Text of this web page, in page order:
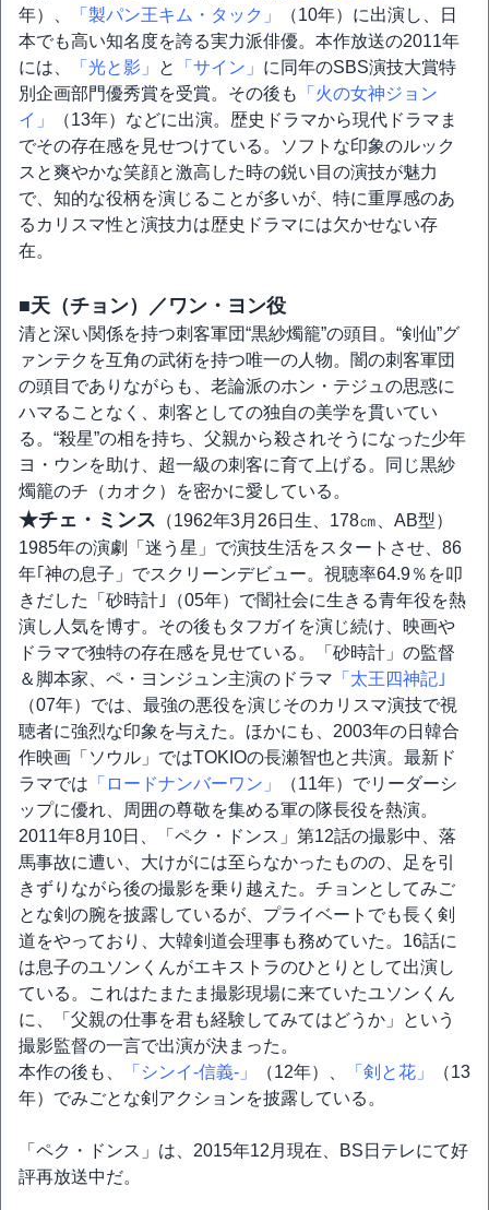
年）、
「製パン王キム・タック」
（10年）に出演し、日
本でも高い知名度を誇る実力派俳優。本作放送の2011年
には、
「光と影」 と 「サイン」 に同年のSBS演技大賞特
別企画部門優秀賞を受賞。その後も
「火の女神ジョン
イ」
（13年）などに出演。歴史ドラマから現代ドラマま
でその存在感を見せつけている。ソフトな印象のルック
スと爽やかな笑顔と激高した時の鋭い目の演技が魅力
で、知的な役柄を演じることが多いが、特に重厚感のあ
るカリスマ性と演技力は歴史ドラマには欠かせない存
在。
■天（チョン）／ワン・ヨン役
清と深い関係を持つ刺客軍団“黒紗燭籠”の頭目。“剣仙”グ
ァンテクを互角の武術を持つ唯一の人物。闇の刺客軍団
の頭目でありながらも、老論派のホン・テジュの思惑に
ハマることなく、刺客としての独自の美学を貫いてい
る。“殺星”の相を持ち、父親から殺されそうになった少年
ヨ・ウンを助け、超一級の刺客に育て上げる。同じ黒紗
燭籠のチ（カオク）を密かに愛している。
★チェ・ミンス （1962年3月26日生、178㎝、AB型）
1985年の演劇「迷う星」で演技生活をスタートさせ、86
年｢神の息子」でスクリーンデビュー。視聴率64.9％を叩
きだした「砂時計｣（05年）で闇社会に生きる青年役を熱
演し人気を博す。その後もタフガイを演じ続け、映画や
ドラマで独特の存在感を見せている。「砂時計」の監督
＆脚本家、ペ・ヨンジュン主演のドラマ 「太王四神記｣
（07年）では、最強の悪役を演じそのカリスマ演技で視
聴者に強烈な印象を与えた。ほかにも、2003年の日韓合
作映画「ソウル」ではTOKIOの長瀬智也と共演。最新ド
ラマでは 「ロードナンバーワン」
（11年）でリーダーシ
ップに優れ、周囲の尊敬を集める軍の隊長役を熱演。
2011年8月10日、「ペク・ドンス」第12話の撮影中、落
馬事故に遭い、大けがには至らなかったものの、足を引
きずりながら後の撮影を乗り越えた。チョンとしてみご
とな剣の腕を披露しているが、プライベートでも長く剣
道をやっており、大韓剣道会理事も務めていた。16話に
は息子のユソンくんがエキストラのひとりとして出演し
ている。これはたまたま撮影現場に来ていたユソンくん
に、「父親の仕事を君も経験してみてはどうか」という
撮影監督の一言で出演が決まった。
本作の後も、
「シンイ-信義-」 （12年）、 「剣と花」
（13
年）でみごとな剣アクションを披露している。
「ペク・ドンス」は、2015年12月現在、BS日テレにて好
評再放送中だ。